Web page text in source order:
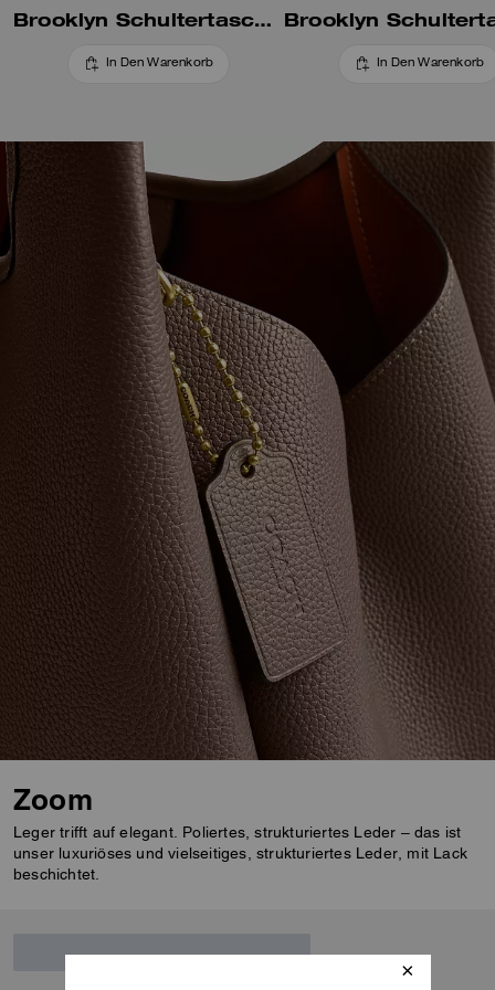
Brooklyn Schultertasche 28
In Den Warenkorb In Den Warenkorb
Zoom
Leger trifft auf elegant. Poliertes, strukturiertes Leder – das ist
unser luxuriöses und vielseitiges, strukturiertes Leder, mit Lack
beschichtet.